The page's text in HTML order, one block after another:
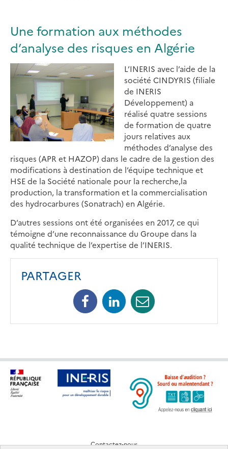
Une formation aux méthodes
d’analyse des risques en Algérie
L’INERIS avec l’aide de la
société CINDYRIS (filiale
de INERIS
Développement) a
réalisé quatre sessions
de formation de quatre
jours relatives aux
méthodes d’analyse des
risques (APR et HAZOP) dans le cadre de la gestion des
modifications à destination de l’équipe technique et
HSE de la Société nationale pour la recherche,la
production, la transformation et la commercialisation
des hydrocarbures (Sonatrach) en Algérie.
D’autres sessions ont été organisées en 2017, ce qui
témoigne d’une reconnaissance du Groupe dans la
qualité technique de l’expertise de l’INERIS.
PARTAGER
FacebookLinkedinMail
Contactez-nous